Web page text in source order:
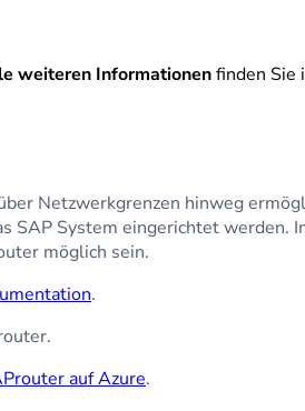
weiteren Informationenfinden Sie
Netzwerkgrenzen hinweg
SAP System eingerichtet werden.
möglich sein.
.
auf Azure.